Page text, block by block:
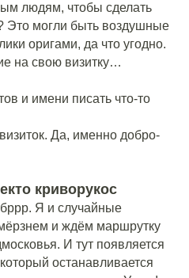
людям, чтобы сделать
Это могли быть воздушные
оригами, да что угодно.
на свою визитку…
и имени писать что-то
Да, именно добро-
криворукос
Я и случайные
мёрзнем и ждём маршрутку
И тут появляется
останавливается